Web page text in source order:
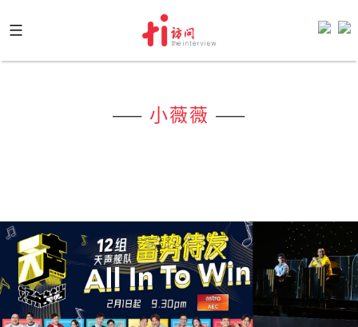
to
content
—— 小薇薇 ——